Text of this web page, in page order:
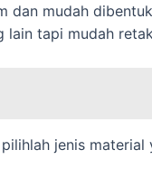
dan mudah
tapi mudah
jenis